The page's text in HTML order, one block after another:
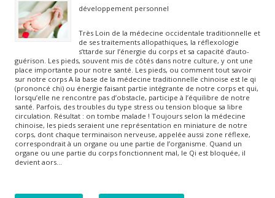
développement personnel
Très Loin de la médecine occidentale traditionnelle et
de ses traitements allopathiques, la réflexologie
s’ttarde sur l’énergie du corps et sa capacité d’auto-
guérison. Les pieds, souvent mis de côtés dans notre culture, y ont une
place importante pour notre santé. Les pieds, ou comment tout savoir
sur notre corps A la base de la médecine traditionnelle chinoise est le qi
(prononcé chi) ou énergie faisant partie intégrante de notre corps et qui,
lorsqu’elle ne rencontre pas d’obstacle, participe à l’équilibre de notre
santé. Parfois, des troubles du type stress ou tension bloque sa libre
circulation. Résultat : on tombe malade ! Toujours selon la médecine
chinoise, les pieds seraient une représentation en miniature de notre
corps, dont chaque terminaison nerveuse, appelée aussi zone réflexe,
correspondrait à un organe ou une partie de l’organisme. Quand un
organe ou une partie du corps fonctionnent mal, le Qi est bloquée, il
devient aors…